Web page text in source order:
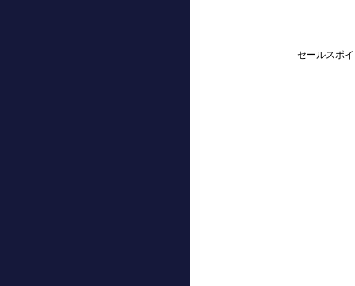
セールスポ